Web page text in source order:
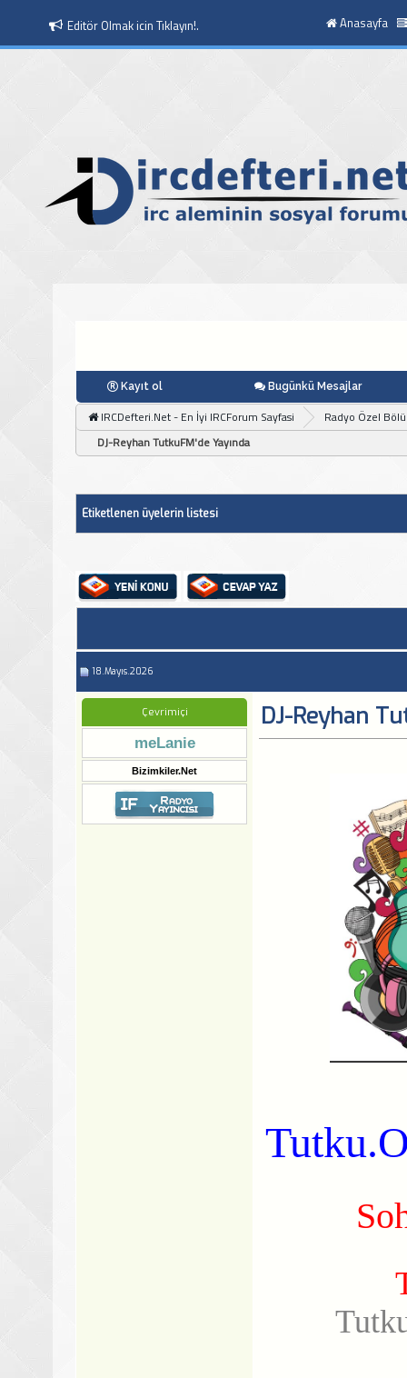
Editör Olmak icin Tıklayın!.
Moderatör Olmak icin Tıklayın!.
Anasayfa
Kayıt ol Bugünkü Mesajlar
IRCDefteri.Net - En İyi IRCForum Sayfasi
Radyo Özel
DJ-Reyhan TutkuFM'de Yayında
Etiketlenen üyelerin listesi
18.Mayıs.2026
Çevrimiçi
meLanie
Bizimkiler.Net
DJ-Reyhan